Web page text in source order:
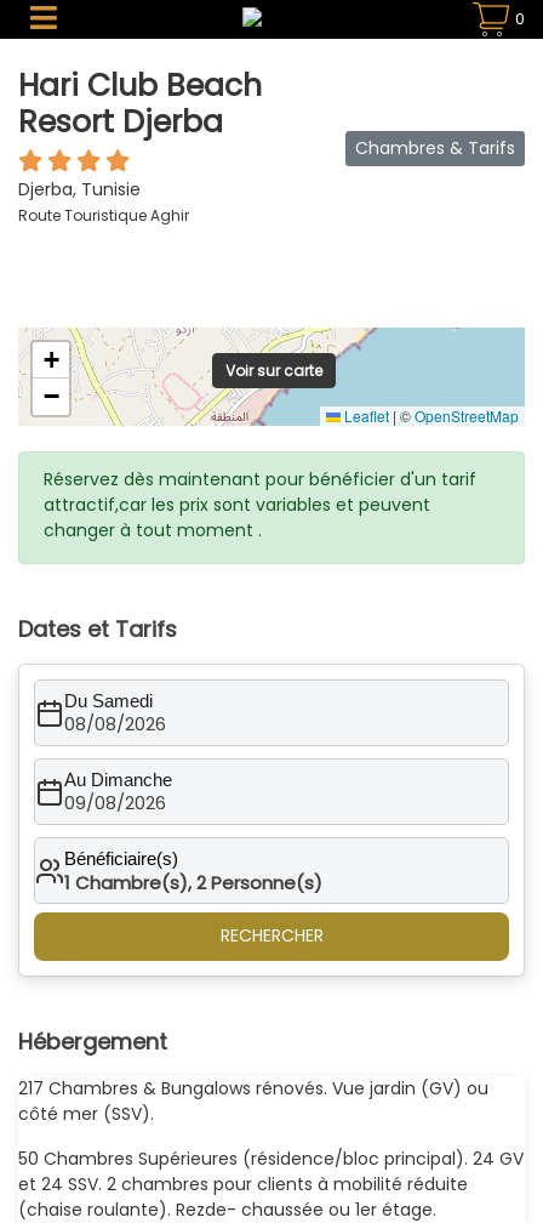
0
Hari Club Beach
Resort Djerba
Djerba, Tunisie
Route Touristique Aghir
Chambres & Tarifs
+
−
Leaflet | ©OpenStreetMap
Voir sur carte
Réservez dès maintenant pour bénéficier d'un tarif
attractif,car les prix sont variables et peuvent
changer à tout moment .
Dates et Tarifs
Du Samedi
08/08/2026
Au Dimanche
09/08/2026
Bénéficiaire(s)
1 Chambre(s),2Personne(s)
RECHERCHER
Hébergement
217 Chambres & Bungalows rénovés. Vue jardin (GV) ou
côté mer (SSV).
50 Chambres Supérieures (résidence/bloc principal). 24 GV
et 24 SSV. 2 chambres pour clients à mobilité réduite
(chaise roulante). Rezde- chaussée ou 1er étage.